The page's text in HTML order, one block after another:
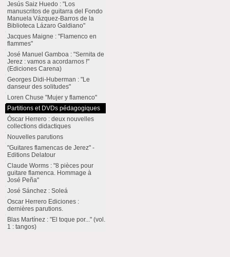
Jesús Saiz Huedo : "Los
manuscritos de guitarra del Fondo
Manuela Vázquez-Barros de la
Biblioteca Lázaro Galdiano"
Jacques Maigne : "Flamenco en
flammes"
José Manuel Gamboa : "Sernita de
Jerez : vamos a acordarnos !"
(Ediciones Carena)
Georges Didi-Huberman : "Le
danseur des solitudes"
Loren Chuse "Mujer y flamenco"
Partitions et DVDs pédagogiques
Óscar Herrero : deux nouvelles
collections didactiques
Nouvelles parutions
"Guitares flamencas de Jerez" -
Editions Delatour
Claude Worms : "8 pièces pour
guitare flamenca. Hommage à
José Peña"
José Sánchez : Soleá
Oscar Herrero Ediciones :
dernières parutions.
Blas Martínez : "El toque por..." (vol.
1 : tangos)